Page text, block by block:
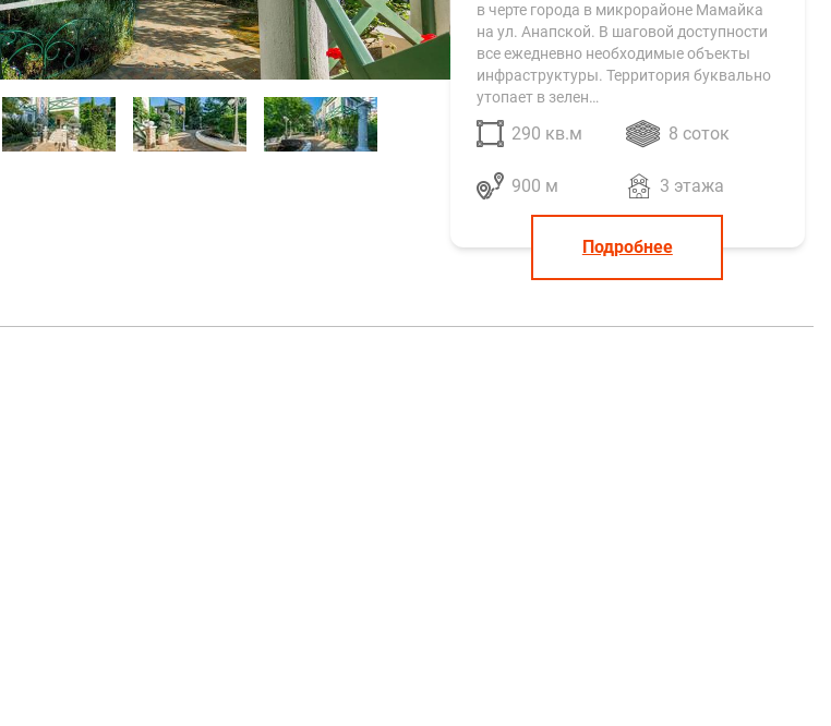
в черте города в микрорайоне Мамайка
на ул. Анапской. В шаговой доступности
все ежедневно необходимые объекты
инфраструктуры. Территория буквально
утопает в зелен…
290 кв.м 8 соток
900 м 3 этажа
Подробнее